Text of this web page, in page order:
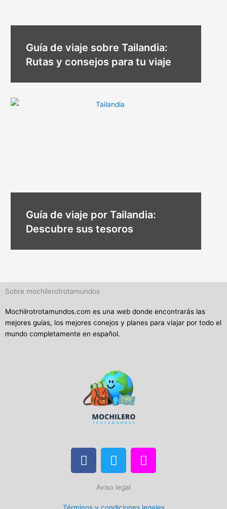
Guía de viaje sobre Tailandia:
Rutas y consejos para tu viaje
Guía de viaje por Tailandia:
Descubre sus tesoros
Sobre mochilerotrotamundos
Mochilrotrotamundos.com es una web donde encontrarás las
mejores guías, los mejores conejos y planes para viajar por todo el
mundo completamente en español.
F
a
b
T
w
t
t
I
n
a
Aviso legal